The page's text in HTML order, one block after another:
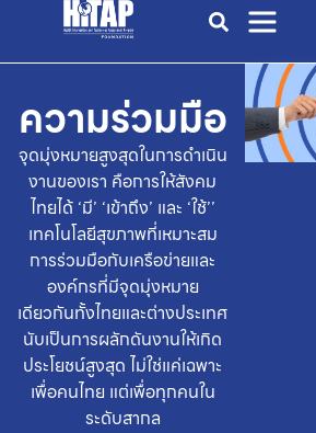
ความร่วมมือ
จุดมุ่งหมายสูงสุดในการดำเนิน
งานของเรา คือการให้สังคม
ไทยได้ ‘มี’ ‘เข้าถึง’ และ ‘ใช้’’
เทคโนโลยีสุขภาพที่เหมาะสม
การร่วมมือกับเครือข่ายและ
องค์กรที่มีจุดมุ่งหมาย
เดียวกันทั้งไทยและต่างประเทศ
นับเป็นการผลักดันงานให้เกิด
ประโยชน์สูงสุด ไม่ใช่แค่เฉพาะ
เพื่อคนไทย แต่เพื่อทุกคนใน
ระดับสากล